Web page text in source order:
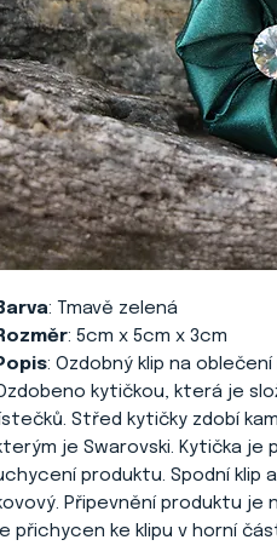
: Tmavě zelená
: 5cm x 5cm x 3cm
: Ozdobný klip na
kytičkou, která je
Střed kytičky zdobí
je Swarovski. Kytička je
produktu. Spodní klip
Připevnění produktu je
přichycen ke klipu v horní